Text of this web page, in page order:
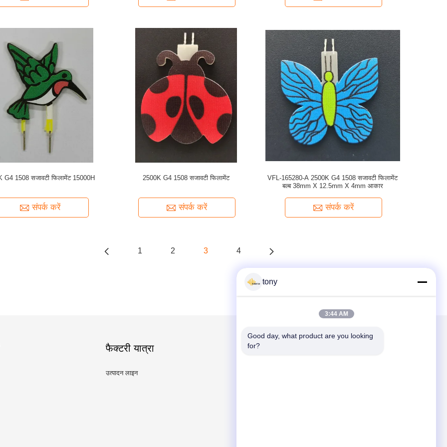
G4 1508 सजावटी फिलामेंट 15000H
संपर्क करें
2500K G4 1508 सजावटी फिलामेंट
संपर्क करें
VFL-165280-A 2500K G4 1508 सजावटी फिलामेंट
बल्ब 38mm X 12.5mm X 4mm आकार
संपर्क करें
1 2 3 4
फैक्टरी यात्रा
उत्पादन लाइन
हमें मेल करें
tony
3:44 AM
Good day, what product are you looking
for?